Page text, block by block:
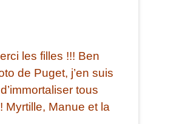
les filles !!! Ben
de Puget, j’en suis
tous
Manue et la